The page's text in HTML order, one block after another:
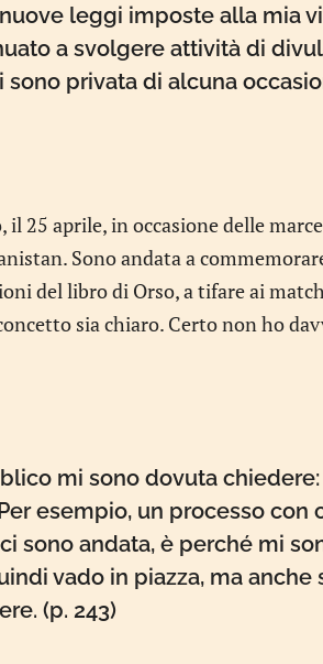
leggi imposte alla mia
a svolgere attività di
sono privata di alcuna
25 aprile, in occasione delle
Sono andata a
del libro di Orso, a tifare ai
sia chiaro. Certo non ho
mi sono dovuta chiedere:
esempio, un processo con
sono andata, è perché mi
vado in piazza, ma anche
(p. 243)